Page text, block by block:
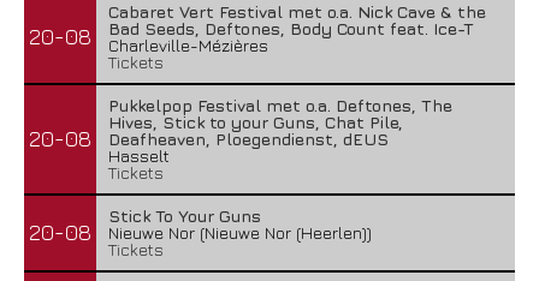
20-08
Cabaret Vert Festival met o.a. Nick Cave & the
Bad Seeds, Deftones, Body Count feat. Ice-T
Charleville-Mézières
Tickets
20-08
Pukkelpop Festival met o.a. Deftones, The
Hives, Stick to your Guns, Chat Pile,
Deafheaven, Ploegendienst, dEUS
Hasselt
Tickets
20-08
Stick To Your Guns
Nieuwe Nor (Nieuwe Nor (Heerlen))
Tickets